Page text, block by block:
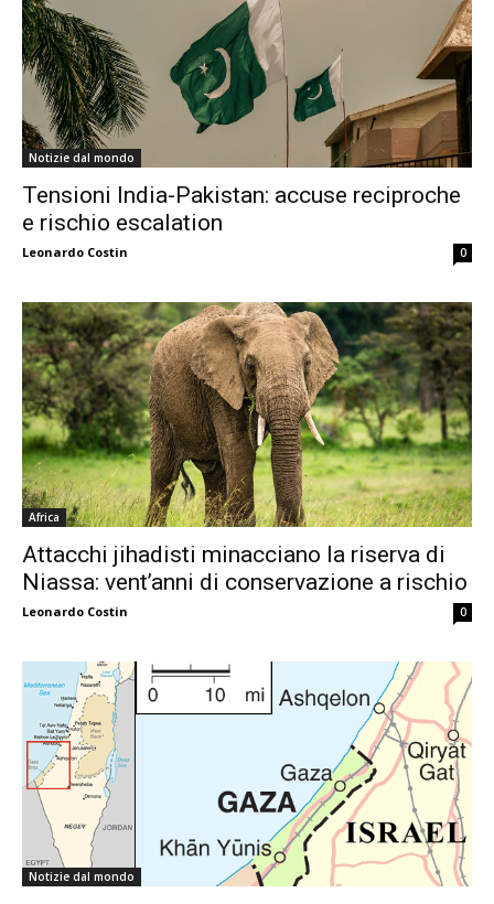
Notizie dal mondo
Tensioni India-Pakistan: accuse reciproche
e rischio escalation
Leonardo Costin 0
Africa
Attacchi jihadisti minacciano la riserva di
Niassa: vent’anni di conservazione a rischio
Leonardo Costin 0
Notizie dal mondo